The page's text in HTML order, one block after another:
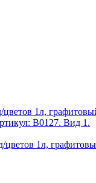
1л,